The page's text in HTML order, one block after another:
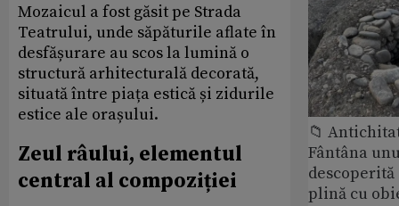
Mozaicul a fost găsit pe Strada
Teatrului, unde săpăturile aflate în
desfășurare au scos la lumină o
structură arhitecturală decorată,
situată între piața estică și zidurile
estice ale orașului.
Zeul râului, elementul
central al compoziției
📁
Fântâna
plină cu